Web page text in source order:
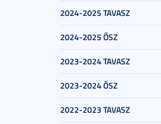
2024-2025 TAVASZ
2024-2025 ŐSZ
2023-2024 TAVASZ
2023-2024 ŐSZ
2022-2023 TAVASZ